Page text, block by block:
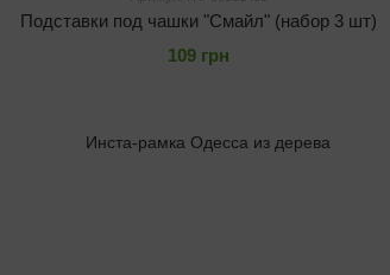
Подставки под чашки "Смайл" (набор 3 шт)
109 грн